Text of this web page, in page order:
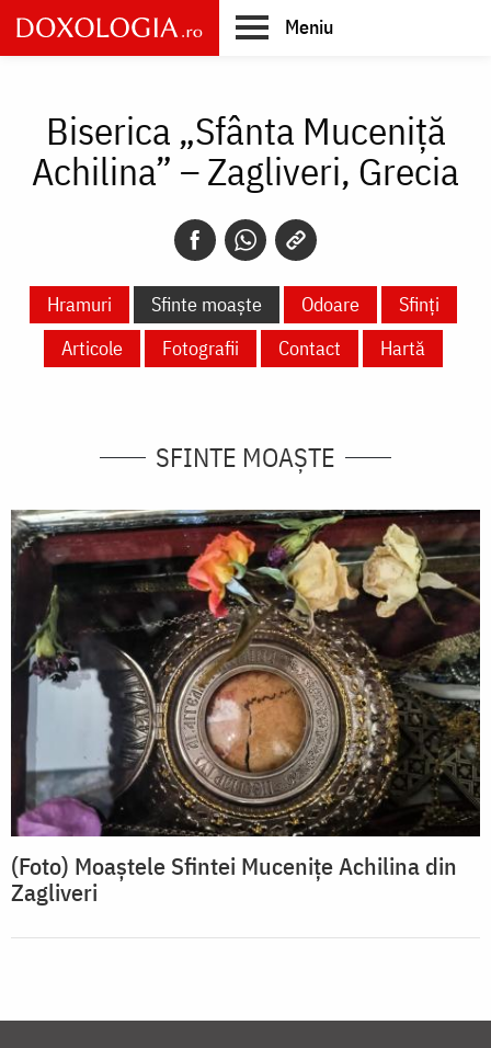
Skip
to
main
Meniu
Biserica „Sfânta Muceniță
Achilina” – Zagliveri, Grecia
Hramuri Sfinte moaște Odoare
Sfinți
Articole
Fotografii Contact Hartă
SFINTE MOAȘTE
(Foto) Moaștele Sfintei Mucenițe Achilina din
Zagliveri